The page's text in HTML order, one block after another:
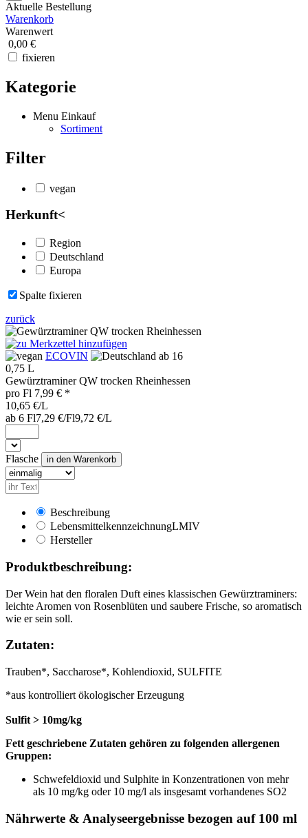
Aktuelle Bestellung
Warenkorb
Warenwert
0,00 €
fixieren
Kategorie
Menu Einkauf
Sortiment
Filter
vegan
Herkunft<
Region
Deutschland
Europa
Spalte fixieren
zurück
ECOVIN
ab 16
0,75 L
Gewürztraminer QW trocken Rheinhessen
pro Fl 7,99 € *
10,65 €/L
ab 6 Fl7,29 €/Fl9,72 €/L
Flasche
Beschreibung
LebensmittelkennzeichnungLMIV
Hersteller
Produktbeschreibung:
Der Wein hat den floralen Duft eines klassischen Gewürztraminers:
leichte Aromen von Rosenblüten und saubere Frische, so aromatisch
wie er sein soll.
Zutaten:
Trauben*, Saccharose*, Kohlendioxid, SULFITE
*aus kontrolliert ökologischer Erzeugung
Sulfit > 10mg/kg
Fett geschriebene Zutaten gehören zu folgenden allergenen
Gruppen:
Schwefeldioxid und Sulphite in Konzentrationen von mehr
als 10 mg/kg oder 10 mg/l als insgesamt vorhandenes SO2
Nährwerte & Analyseergebnisse bezogen auf 100 ml